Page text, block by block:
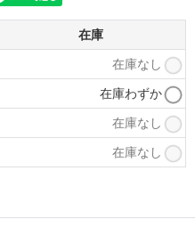
在庫
在庫なし
在庫わずか
在庫なし
在庫なし